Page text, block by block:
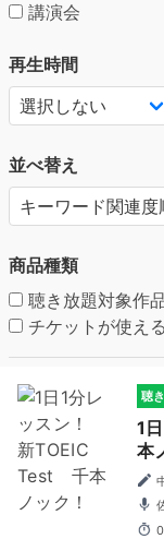
講演会
再生時間
並べ替え
商品種類
聴き放題対象作
チケットが使え
聴
1
本